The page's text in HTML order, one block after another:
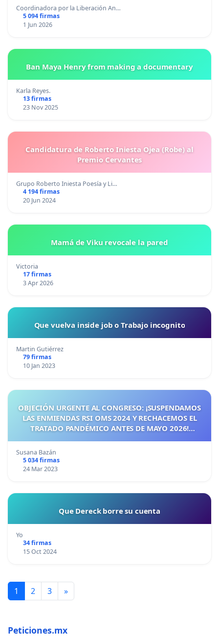
Coordinadora por la Liberación An…
5 094 firmas
1 Jun 2026
Ban Maya Henry from making a documentary
Karla Reyes.
13 firmas
23 Nov 2025
Candidatura de Roberto Iniesta Ojea (Robe) al
Premio Cervantes
Grupo Roberto Iniesta Poesía y Li…
4 194 firmas
20 Jun 2024
Mamá de Viku revocale la pared
Victoria
17 firmas
3 Apr 2026
Que vuelva inside job o Trabajo incognito
Martin Gutiérrez
79 firmas
10 Jan 2023
OBJECIÓN URGENTE AL CONGRESO: ¡SUSPENDAMOS
LAS ENMIENDAS RSI OMS 2024 Y RECHACEMOS EL
TRATADO PANDÉMICO ANTES DE MAYO 2026!
Susana Bazán
5 034 firmas
24 Mar 2023
Que Dereck borre su cuenta
Yo
34 firmas
15 Oct 2024
1 2 3 »
Peticiones.mx